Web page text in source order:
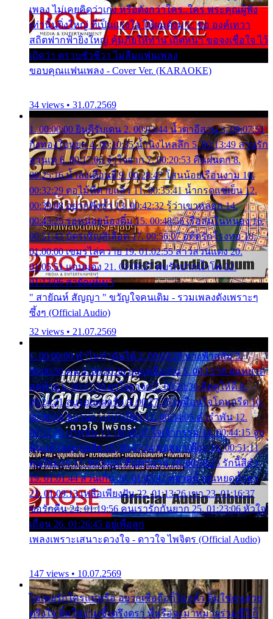
เพลง ไม่เคยคิดว่าเก่ง หรือดังกว่าใคร..ใคร พระคุณผู้ฟัง
เท่านั้นยิ่งใหญ่ ที่เป็นแรงใจ ให้ผมดังมา.. ขอ องค์เทวา
สถิตฟากฟ้ายิ่งใหญ่ คุ้มภัยให้ท่าน เถิดหนา ขอจงเชื่อใจ ไว้
เถิดว่า ตราบชั่วชีวา ไม่ลืมแฟนเพลง
ขอบคุณแฟนเพลง - Cover Ver. (KARAOKE)
34 views • 31.07.2569
1. 00:00:00 ยินดีรับเดน 2. 00:03:44 น้ำตาอีสาน 3. 00:07:51
กิ่งทองใบหยก 4. 00:10:35 น้ำนิ่งไหลลึก 5. 00:13:49 ลานรัก
ลานเท 6. 00:17:06 จำใจจาก 7. 00:20:53 คืนฝนตก 8.
00:25:16 น้ำลงเดือนยี่ 9. 00:28:47 โสนน้อยเรือนงาม 10.
00:32:29 ตอไม้ที่ตายแล้ว 11. 00:35:41 น้ำกรดแช่เย็น 12.
00:39:08 อยากฟังซ้ำ 13. 00:42:32 รู้ว่าเขาหลอก 14.
00:45:25 รอหน่อยน้องติ๋ม 15. 00:48:56 เรือล่มในหนอง 16.
00:51:43 บัตรเชิญสีเลือด 17. 00:56:07 อดีตรักโรงทอ 18.
01:00:00 เขมรไล่ควาย 19. 01:02:55 สาวสวนแตง 20.
01:05:51 แอบมอง 21. 01:09:27 พบรักปากน้ำโพ 22.
01:13:06 สายัณห์เมา
" สายัณห์ สัญญา " ขวัญใจคนเดิม - รวมเพลงดังเพราะๆ
ซึ้งๆ (Official Audio)
32 views • 21.07.2569
1. 00:00:00 ทำไมทำฉันได้ 2. 00:03:20 นางฟ้าสลัม 3.
00:06:50 คน 4. 00:10:36 บุญเหลือเกิน 5. 00:13:58 ฝนหยาด
สุดท้าย 6. 00:17:30 ยาใจยาจก 7. 00:20:30 คิดดูให้ดี 8.
00:24:21 ลบรอยแผลรัก 9. 00:27:35 เหมือนใจโดนกรีด 10.
00:30:54 ขบวนการเปาเปียว 11. 00:34:05 คำรำพัน 12.
00:37:20 ปาหนัน 13. 00:40:37 ใจเจ้ากรรม 14. 00:44:15 จูบ
ฉันแล้วจงตายเสีย 15. 00:47:24 ขอสูมาเต๊อะ 16. 00:51:11
คนใจมาร 17. 00:54:50 คืนทรมาน 18. 00:58:25 รักนี้สีดำ
19. 01:01:44 ส่วนเกิน 20. 01:05:42 หยาดน้ำฝนหยดน้ำตา
21. 01:09:13 เหลือเพียงฝัน 22. 01:13:26 เขา 23. 01:16:37
ขอรักคืน 24. 01:19:56 คนเรารักกันยาก 25. 01:23:06 หัวใจ
เถื่อน 26. 01:26:45 อยู่เพื่อลูก
เพลงเพราะเสนาะดวงใจ - ดาวใจ ไพจิตร (Official Audio)
147 views • 10.07.2569
ไม่เคยรักใครแน่หรือ อยากเชื่อถือก็ไม่กล้า ติ๋มใช่คนสวย
ตรึงใจ ติ๋มใช่งามซึ้งตรึงตรา พี่หรือจะมาหมายร่วมชีวี ก็